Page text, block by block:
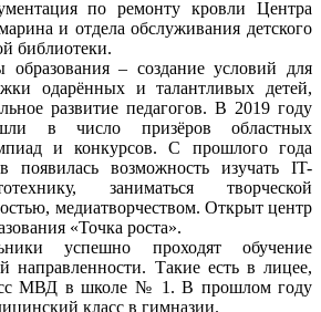
по ремонту кровли Центра
и отдела обслуживания детского
библиотеки.
– создание условий для
одарённых и талантливых детей,
развитие педагогов. В 2019 году
в число призёров областных
и конкурсов. С прошлого года
появилась возможность изучать IT-
заниматься творческой
медиатворчеством. Открыт центр
«Точка роста».
успешно проходят обучение
направленности. Такие есть в лицее,
МВД в школе № 1. В прошлом году
класс в гимназии.